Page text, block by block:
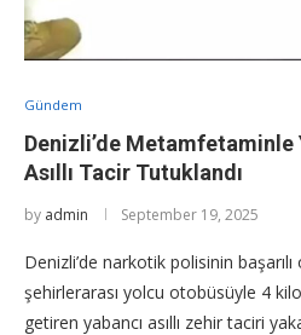
Gündem
Denizli’de Metamfetaminle
Asıllı Tacir Tutuklandı
by admin September 19, 2025
Denizli’de narkotik polisinin
şehirlerarası yolcu otobüsüyle 4
getiren yabancı asıllı zehir taciri